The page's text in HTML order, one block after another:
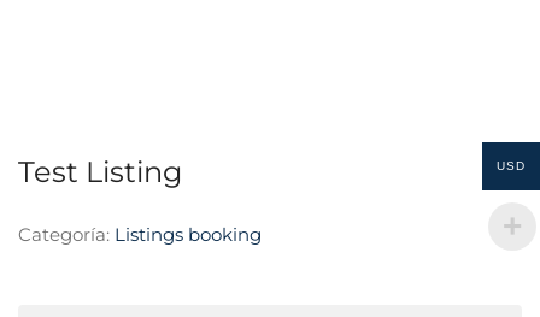
Test Listing
Categoría: Listings booking
USD